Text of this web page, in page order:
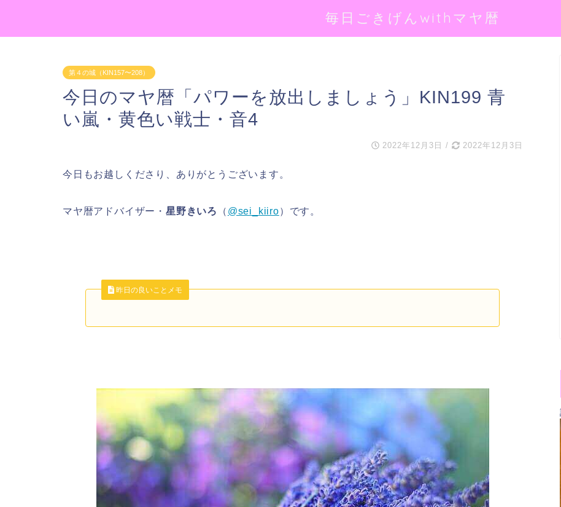
毎日ごきげんwithマヤ暦
第４の城（KIN157〜208）
今日のマヤ暦「パワーを放出しましょう」KIN199 青
い嵐・黄色い戦士・音4
2022年12月3日 / 2022年12月3日
今日もお越しくださり、ありがとうございます。
マヤ暦アドバイザー・ 星野きいろ （ @sei_kiiro）です。
昨日の良いことメモ